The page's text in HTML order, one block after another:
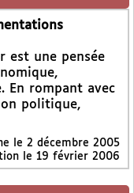
est une pensée
En rompant avec
politique,
le 2 décembre 2005
le 19 février 2006